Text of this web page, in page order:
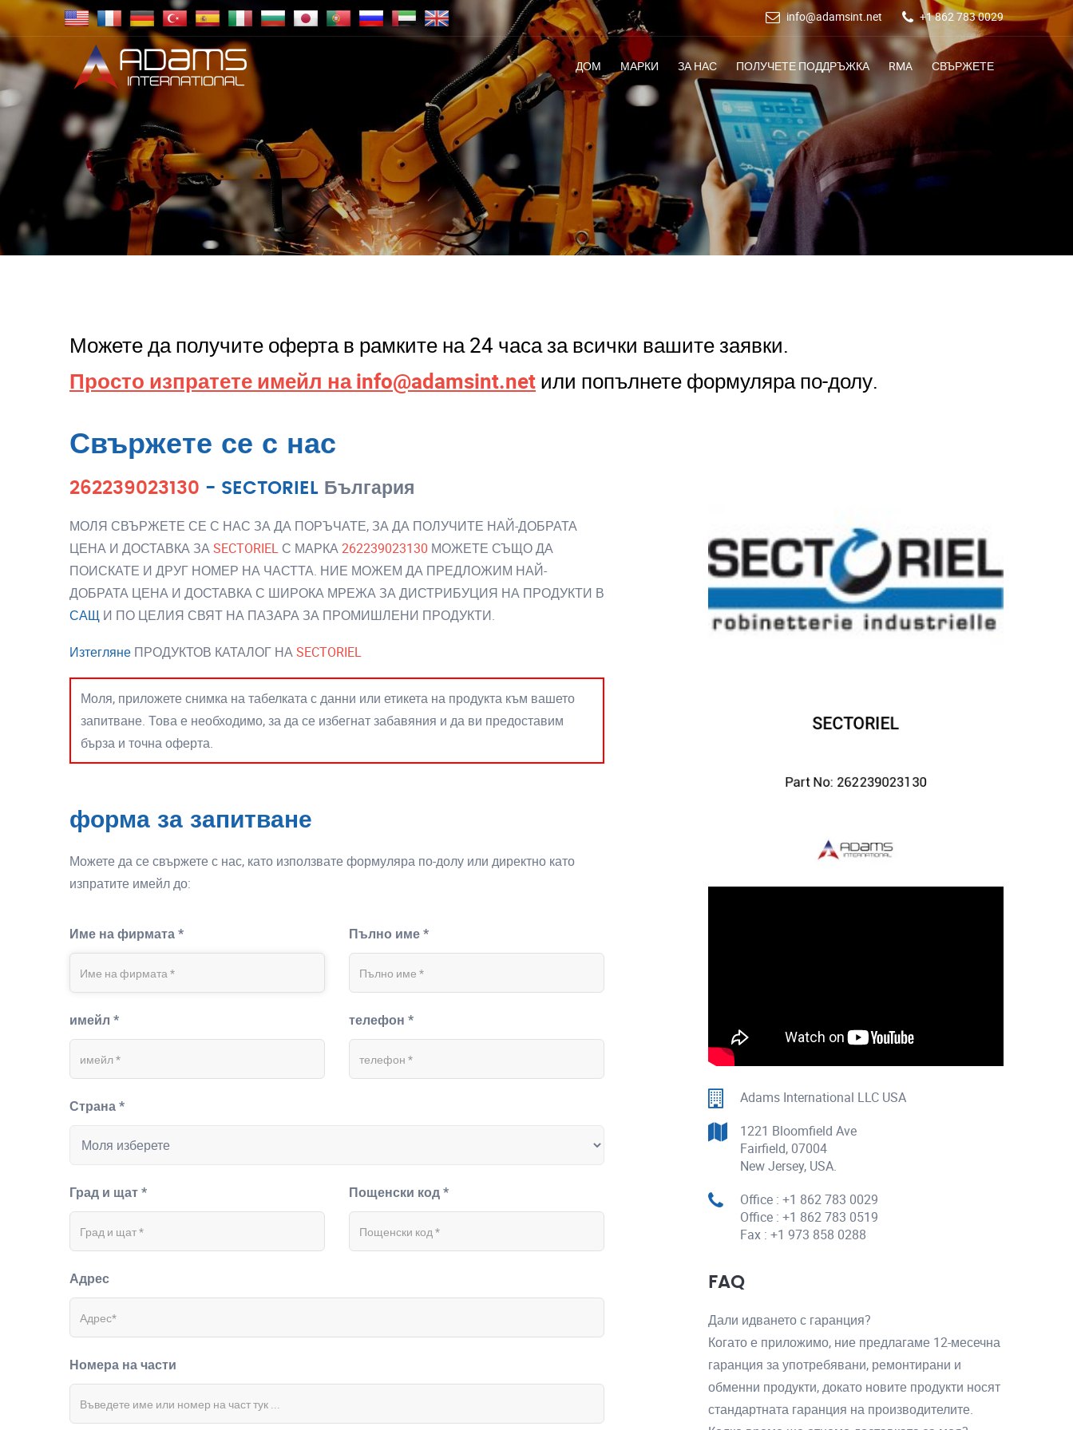
info@adamsint.net +1 862 783 0029
ДОМ МАРКИ ЗА НАС ПОЛУЧЕТЕ ПОДДРЪЖКА RMA СВЪРЖЕТЕ
Можете да получите оферта в рамките на 24 часа за всички вашите заявки.
Просто изпратете имейл наinfo@adamsint.net или попълнете формуляра по-долу.
Свържете се с нас
262239023130 - SECTORIEL България
МОЛЯ СВЪРЖЕТЕ СЕ С НАС ЗА ДА ПОРЪЧАТЕ, ЗА ДА ПОЛУЧИТЕ НАЙ-ДОБРАТА
ЦЕНА И ДОСТАВКА ЗАSECTORIEL С МАРКА262239023130 МОЖЕТЕ СЪЩО ДА
ПОИСКАТЕ И ДРУГ НОМЕР НА ЧАСТТА. НИЕ МОЖЕМ ДА ПРЕДЛОЖИМ НАЙ-
ДОБРАТА ЦЕНА И ДОСТАВКА С ШИРОКА МРЕЖА ЗА ДИСТРИБУЦИЯ НА ПРОДУКТИ В
САЩ И ПО ЦЕЛИЯ СВЯТ НА ПАЗАРА ЗА ПРОМИШЛЕНИ ПРОДУКТИ.
Изтегляне ПРОДУКТОВ КАТАЛОГ НАSECTORIEL
Моля, приложете снимка на табелката с данни или етикета на продукта към вашето
запитване. Това е необходимо, за да се избегнат забавяния и да ви предоставим
бърза и точна оферта.
форма за запитване
Можете да се свържете с нас, като използвате формуляра по-долу или директно като
изпратите имейл до:
Име на фирмата * Пълно име *
имейл * телефон *
Страна *
Град и щат * Пощенски код *
Адрес
Номера на части
Adams International LLC USA
1221 Bloomfield Ave
Fairfield, 07004
New Jersey, USA.
Office : +1 862 783 0029
Office : +1 862 783 0519
Fax : +1 973 858 0288
FAQ
Дали идването с гаранция?
Когато е приложимо, ние предлагаме 12-месечна
гаранция за употребявани, ремонтирани и
обменни продукти, докато новите продукти носят
стандартната гаранция на производителите.